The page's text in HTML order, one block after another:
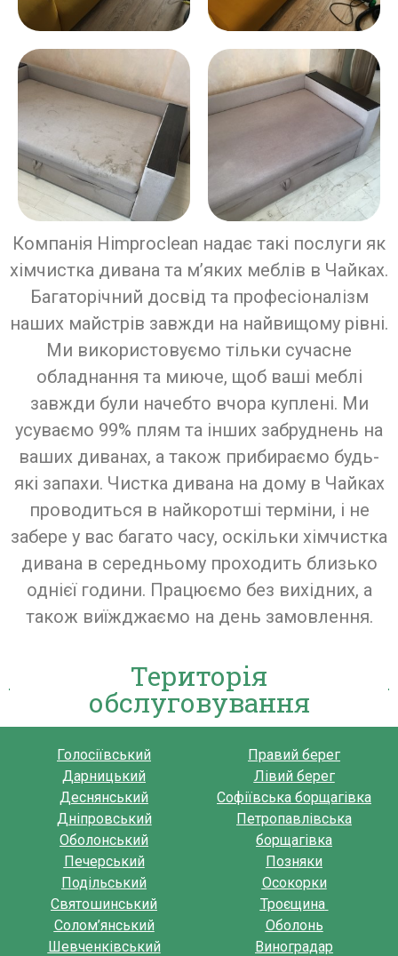
Компанія Himproclean надає такі послуги як
хімчистка дивана та м’яких меблів в Чайках.
Багаторічний досвід та професіоналізм
наших майстрів завжди на найвищому рівні.
Ми використовуємо тільки сучасне
обладнання та миюче, щоб ваші меблі
завжди були начебто вчора куплені. Ми
усуваємо 99% плям та інших забруднень на
ваших диванах, а також прибираємо будь-
які запахи. Чистка дивана на дому в Чайках
проводиться в найкоротші терміни, і не
забере у вас багато часу, оскільки хімчистка
дивана в середньому проходить близько
однієї години. Працюємо без вихідних, а
також виїжджаємо на день замовлення.
Територія
обслуговування
Голосіївський
Дарницький
Деснянський
Дніпровський
Оболонський
Печерський
Подільський
Святошинський
Солом’янський
Шевченківський
Правий берег
Лівий берег
Софіївська борщагівка
Петропавлівська
борщагівка
Позняки
Осокорки
Троєщина
Оболонь
Виноградар